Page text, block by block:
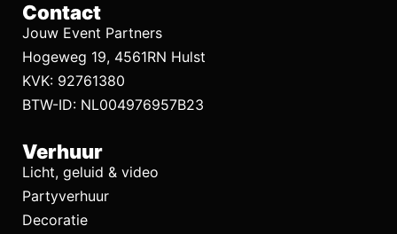
Contact
Jouw Event Partners
Hogeweg 19, 4561RN Hulst
KVK: 92761380
BTW-ID: NL004976957B23
Verhuur
Licht, geluid & video
Partyverhuur
Decoratie